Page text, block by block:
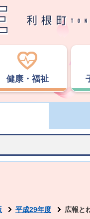
健康・福祉
平成29年度 広報と